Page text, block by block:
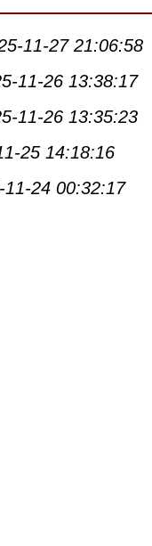
11-27 21:06:58
11-26 13:38:17
11-26 13:35:23
25 14:18:16
11-24 00:32:17